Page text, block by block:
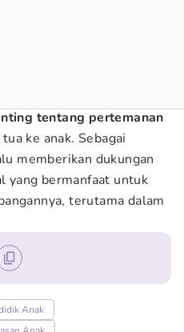
tentang pertemanan
ke anak. Sebagai
memberikan dukungan
yang bermanfaat untuk
terutama dalam
Anak